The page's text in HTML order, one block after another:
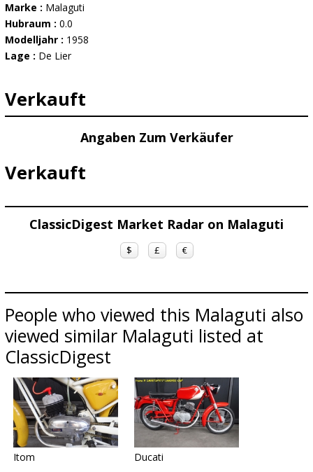
Marke : Malaguti
Hubraum : 0.0
Modelljahr : 1958
Lage : De Lier
Verkauft
Angaben Zum Verkäufer
Verkauft
ClassicDigest Market Radar on Malaguti
$ £ €
People who viewed this Malaguti also
viewed similar Malaguti listed at
ClassicDigest
Itom
Ducati